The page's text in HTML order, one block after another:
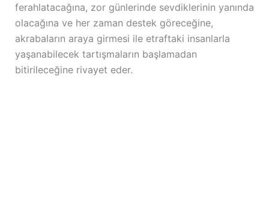
ferahlatacağına, zor günlerinde sevdiklerinin yanında
olacağına ve her zaman destek göreceğine,
akrabaların araya girmesi ile etraftaki insanlarla
yaşanabilecek tartışmaların başlamadan
bitirileceğine rivayet eder.